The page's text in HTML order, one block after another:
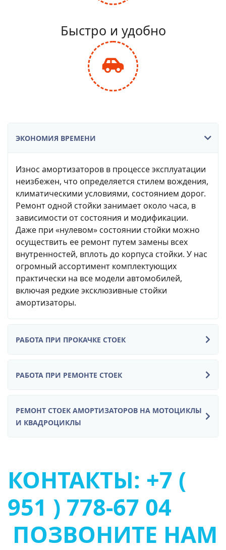
balance-
scale
Быстро и удобно
fas
fa-
ЭКОНОМИЯ ВРЕМЕНИ
Износ амортизаторов в процессе эксплуатации
неизбежен, что определяется стилем вождения,
климатическими условиями, состоянием дорог.
Ремонт одной стойки занимает около часа, в
зависимости от состояния и модификации.
Даже при «нулевом» состоянии стойки можно
осуществить ее ремонт путем замены всех
внутренностей, вплоть до корпуса стойки. У нас
огромный ассортимент комплектующих
практически на все модели автомобилей,
включая редкие эксклюзивные стойки
амортизаторы.
РАБОТА ПРИ ПРОКАЧКЕ СТОЕК
РАБОТА ПРИ РЕМОНТЕ СТОЕК
РЕМОНТ СТОЕК АМОРТИЗАТОРОВ НА МОТОЦИКЛЫ
И КВАДРОЦИКЛЫ
КОНТАКТЫ: +7 (
951 ) 778-67 04
ПОЗВОНИТЕ НАМ